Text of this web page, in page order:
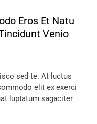
Eros Et Natu
Venio
sed te. At luctus
elit ex exerci
luptatum sagaciter